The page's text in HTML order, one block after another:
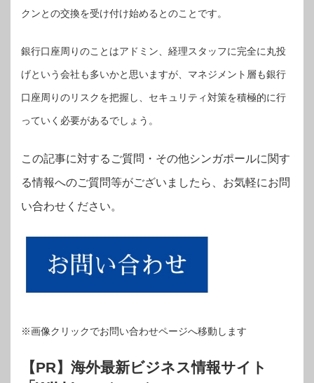
クンとの交換を受け付け始めるとのことです。
銀行口座周りのことはアドミン、経理スタッフに完全に丸投
げという会社も多いかと思いますが、マネジメント層も銀行
口座周りのリスクを把握し、セキュリティ対策を積極的に行
っていく必要があるでしょう。
この記事に対するご質問・その他シンガポールに関す
る情報へのご質問等がございましたら、お気軽にお問
い合わせください。
※画像クリックでお問い合わせページへ移動します
【PR】海外最新ビジネス情報サイト